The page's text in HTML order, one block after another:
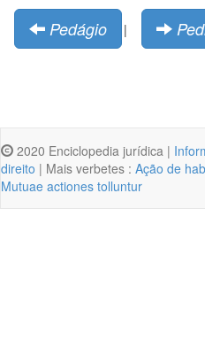
Pedágio |
2020 Enciclopedia jurídica |
direito | Mais verbetes : Ação de
Mutuae actiones tolluntur